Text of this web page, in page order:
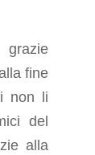
fine
non li
del
alla